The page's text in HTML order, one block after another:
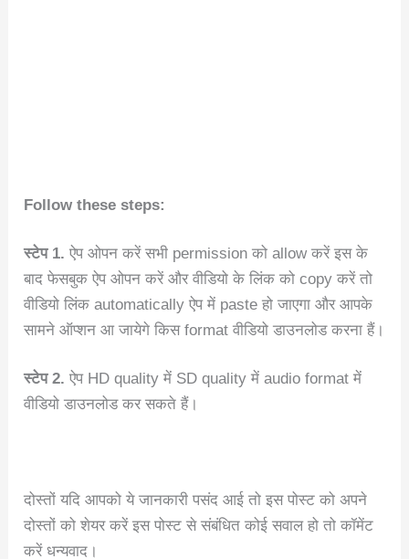
Follow these steps:
स्टेप 1. ऐप ओपन करें सभी permission को allow करें इस के
बाद फेसबुक ऐप ओपन करें और वीडियो के लिंक को copy करें तो
वीडियो लिंक automatically ऐप में paste हो जाएगा और आपके
सामने ऑप्शन आ जायेगे किस format वीडियो डाउनलोड करना हैं।
स्टेप 2. ऐप HD quality में SD quality में audio format में
वीडियो डाउनलोड कर सकते हैं।
दोस्तों यदि आपको ये जानकारी पसंद आई तो इस पोस्ट को अपने
दोस्तों को शेयर करें इस पोस्ट से संबंधित कोई सवाल हो तो कॉमेंट
करें धन्यवाद।